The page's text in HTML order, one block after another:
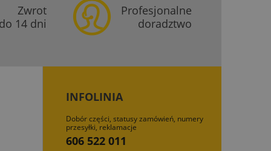
Zwrot
do 14 dni
Profesjonalne
doradztwo
INFOLINIA
Dobór części, statusy zamówień, numery
przesyłki, reklamacje
606 522 011